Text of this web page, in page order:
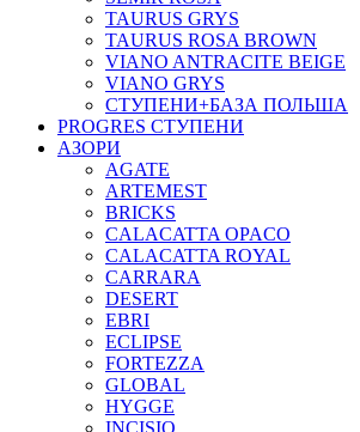
TAURUS GRYS
TAURUS ROSA BROWN
VIANO ANTRACITE BEIGE
VIANO GRYS
СТУПЕНИ+БАЗА ПОЛЬША
PROGRES СТУПЕНИ
АЗОРИ
AGATE
ARTEMEST
BRICKS
CALACATTA OPACO
CALACATTA ROYAL
CARRARA
DESERT
EBRI
ECLIPSE
FORTEZZA
GLOBAL
HYGGE